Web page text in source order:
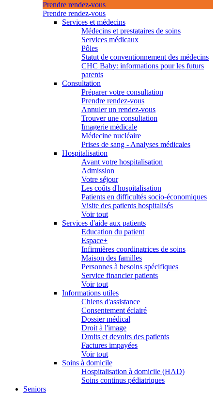
Prendre rendez-vous
Prendre rendez-vous
Services et médecins
Médecins et prestataires de soins
Services médicaux
Pôles
Statut de conventionnement des médecins
CHC Baby: informations pour les futurs
parents
Consultation
Préparer votre consultation
Prendre rendez-vous
Annuler un rendez-vous
Trouver une consultation
Imagerie médicale
Médecine nucléaire
Prises de sang - Analyses médicales
Hospitalisation
Avant votre hospitalisation
Admission
Votre séjour
Les coûts d'hospitalisation
Patients en difficultés socio-économiques
Visite des patients hospitalisés
Voir tout
Services d'aide aux patients
Education du patient
Espace+
Infirmières coordinatrices de soins
Maison des familles
Personnes à besoins spécifiques
Service financier patients
Voir tout
Informations utiles
Chiens d'assistance
Consentement éclairé
Dossier médical
Droit à l'image
Droits et devoirs des patients
Factures impayées
Voir tout
Soins à domicile
Hospitalisation à domicile (HAD)
Soins continus pédiatriques
Seniors